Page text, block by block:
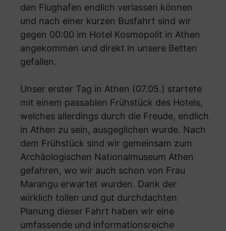
den Flughafen endlich verlassen können
und nach einer kurzen Busfahrt sind wir
gegen 00:00 im Hotel Kosmopolit in Athen
angekommen und direkt in unsere Betten
gefallen.
Unser erster Tag in Athen (07.05.) startete
mit einem passablen Frühstück des Hotels,
welches allerdings durch die Freude, endlich
in Athen zu sein, ausgeglichen wurde. Nach
dem Frühstück sind wir gemeinsam zum
Archäologischen Nationalmuseum Athen
gefahren, wo wir auch schon von Frau
Marangu erwartet wurden. Dank der
wirklich tollen und gut durchdachten
Planung dieser Fahrt haben wir eine
umfassende und informationsreiche